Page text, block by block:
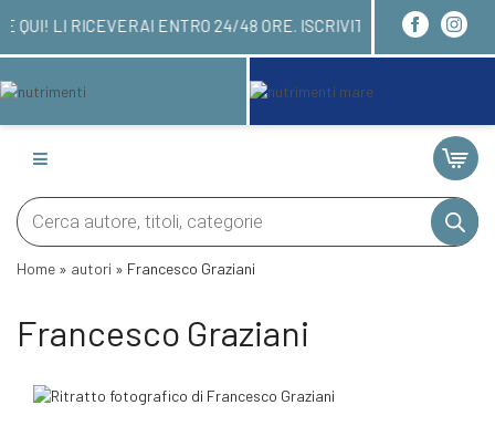
QUI! LI RICEVERAI ENTRO 24/48
Products
search
Home » autori » Francesco Graziani
Francesco Graziani